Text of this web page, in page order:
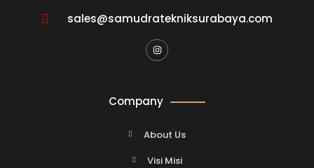
sales@samudratekniksurabaya.com
Company
About Us
Visi Misi